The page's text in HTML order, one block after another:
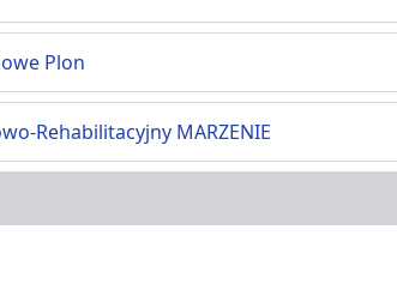
Plon
Rehabilitacyjny MARZENIE